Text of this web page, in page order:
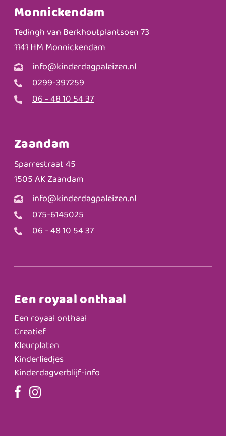
Monnickendam
Tedingh van Berkhoutplantsoen 73
1141 HM Monnickendam
info@kinderdagpaleizen.nl
0299-397259
06 - 48 10 54 37
Zaandam
Sparrestraat 45
1505 AK Zaandam
info@kinderdagpaleizen.nl
075-6145025
06 - 48 10 54 37
Een royaal onthaal
Een royaal onthaal
Creatief
Kleurplaten
Kinderliedjes
Kinderdagverblijf-info